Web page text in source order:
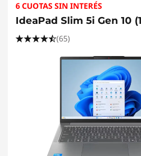
6 CUOTAS SIN INTERÉS
IdeaPad Slim 5i Gen 10
(65)